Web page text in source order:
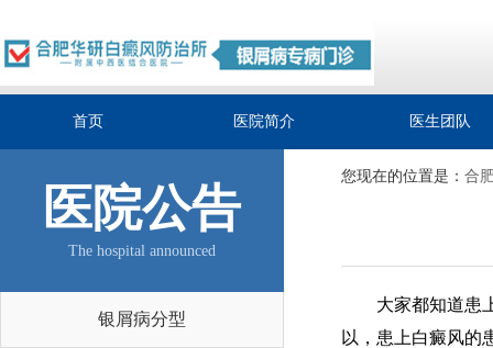
首页 医院简介 医生团队
医院公告
The hospital announced
银屑病分型
您现在的位置是： 合
大家都知道患上
以，患上白癜风的